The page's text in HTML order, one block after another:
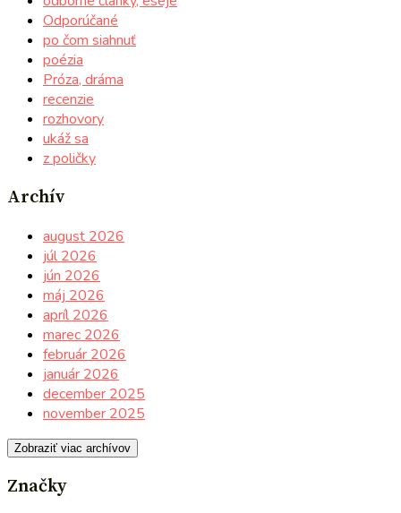
Odporúčané
po čom siahnuť
poézia
Próza, dráma
recenzie
rozhovory
ukáž sa
z poličky
Archív
august 2026
júl 2026
jún 2026
máj 2026
apríl 2026
marec 2026
február 2026
január 2026
december 2025
november 2025
Zobraziť viac archívov
Značky